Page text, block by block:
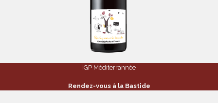
IGP Méditerrannée
Rendez-vous à la Bastide